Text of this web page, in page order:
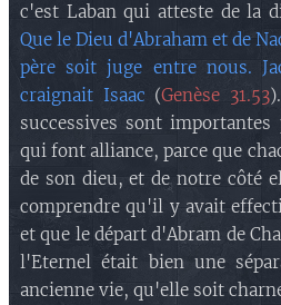
c'est Laban qui atteste de la
Que le Dieu d'Abraham et de
père soit juge entre nous.
craignait Isaac (Genèse 31.53
successives sont
qui font alliance, parce que
de son dieu, et de notre côté
comprendre qu'il y avait
et que le départ d'Abram de
l'Eternel était bien une
ancienne vie, qu'elle soit